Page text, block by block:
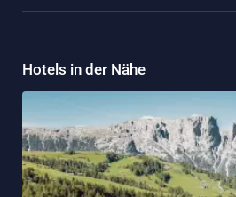
Hotels in der Nähe